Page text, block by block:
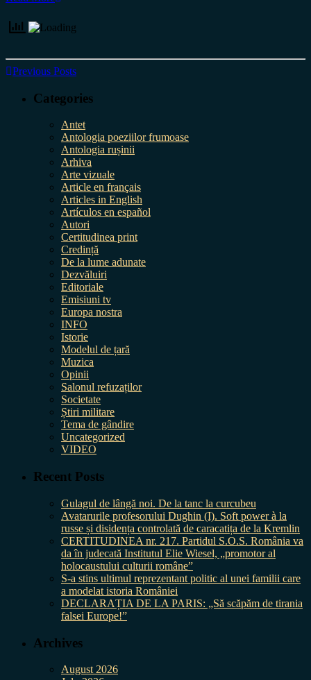
Previous Posts
Categories
Antet
Antologia poeziilor frumoase
Antologia rușinii
Arhiva
Arte vizuale
Article en français
Articles in English
Artículos en español
Autori
Certitudinea print
Credință
De la lume adunate
Dezvăluiri
Editoriale
Emisiuni tv
Europa nostra
INFO
Istorie
Modelul de țară
Muzica
Opinii
Salonul refuzaților
Societate
Știri militare
Tema de gândire
Uncategorized
VIDEO
Recent Posts
Gulagul de lângă noi. De la tanc la curcubeu
Avatarurile profesorului Dughin (I). Soft power à la
russe și disidența controlată de caracatița de la Kremlin
CERTITUDINEA nr. 217. Partidul S.O.S. România va
da în judecată Institutul Elie Wiesel, „promotor al
holocaustului culturii române”
S-a stins ultimul reprezentant politic al unei familii care
a modelat istoria României
DECLARAȚIA DE LA PARIS: „Să scăpăm de tirania
falsei Europe!”
Archives
August 2026